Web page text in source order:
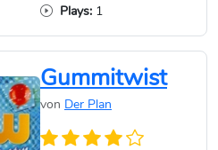
Plays: 1
Gummitwist
von Der Plan